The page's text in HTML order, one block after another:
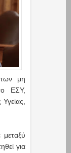
των μη
ΕΣΥ,
για